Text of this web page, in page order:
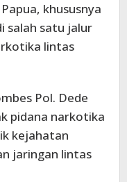
khususnya
salah satu jalur
lintas
Pol. Dede
pidana narkotika
kejahatan
jaringan lintas